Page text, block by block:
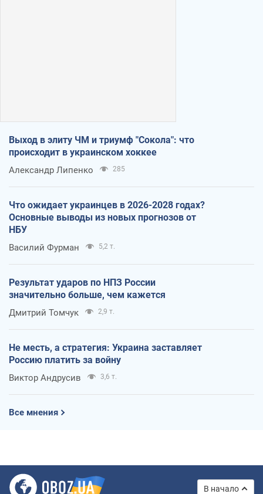
Выход в элиту ЧМ и триумф "Сокола": что
происходит в украинском хоккее
Александр Липенко 285
Что ожидает украинцев в 2026-2028 годах?
Основные выводы из новых прогнозов от
НБУ
Василий Фурман 5,2 т.
Результат ударов по НПЗ России
значительно больше, чем кажется
Дмитрий Томчук 2,9 т.
Не месть, а стратегия: Украина заставляет
Россию платить за войну
Виктор Андрусив 3,6 т.
Все мнения
В начало